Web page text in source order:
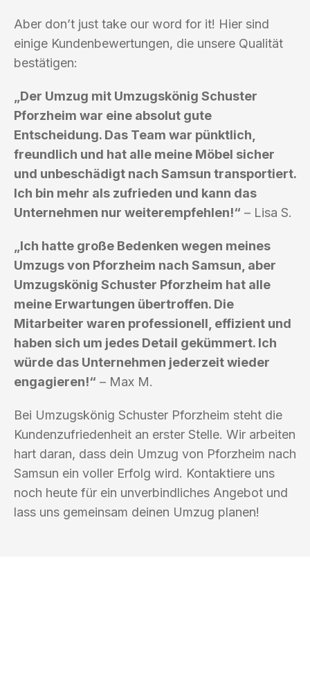
Aber don’t just take our word for it! Hier sind
einige Kundenbewertungen, die unsere Qualität
bestätigen:
„Der Umzug mit Umzugskönig Schuster
Pforzheim war eine absolut gute
Entscheidung. Das Team war pünktlich,
freundlich und hat alle meine Möbel sicher
und unbeschädigt nach Samsun transportiert.
Ich bin mehr als zufrieden und kann das
Unternehmen nur weiterempfehlen!“ – Lisa S.
„Ich hatte große Bedenken wegen meines
Umzugs von Pforzheim nach Samsun, aber
Umzugskönig Schuster Pforzheim hat alle
meine Erwartungen übertroffen. Die
Mitarbeiter waren professionell, effizient und
haben sich um jedes Detail gekümmert. Ich
würde das Unternehmen jederzeit wieder
engagieren!“ – Max M.
Bei Umzugskönig Schuster Pforzheim steht die
Kundenzufriedenheit an erster Stelle. Wir arbeiten
hart daran, dass dein Umzug von Pforzheim nach
Samsun ein voller Erfolg wird. Kontaktiere uns
noch heute für ein unverbindliches Angebot und
lass uns gemeinsam deinen Umzug planen!